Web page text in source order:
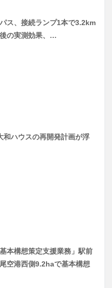
ス、接続ランプ1本で3.2km
の実測効果、…
和ハウスの再開発計画が浮
本構想策定支援業務」駅前
空港西側9.2haで基本構想